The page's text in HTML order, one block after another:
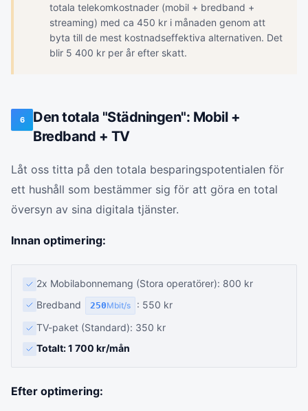
totala telekomkostnader (mobil + bredband +
streaming) med ca 450 kr i månaden genom att
byta till de mest kostnadseffektiva alternativen. Det
blir 5 400 kr per år efter skatt.
6
Den totala "Städningen": Mobil +
Bredband + TV
Låt oss titta på den totala besparingspotentialen för
ett hushåll som bestämmer sig för att göra en total
översyn av sina digitala tjänster.
Innan optimering:
2x Mobilabonnemang (Stora operatörer): 800 kr
Bredband
250Mbit/s
: 550 kr
TV-paket (Standard): 350 kr
Totalt: 1 700 kr/mån
Efter optimering: